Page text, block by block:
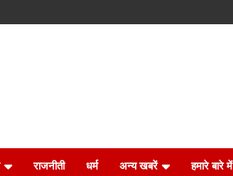
राजनीती धर्म अन्य खबरें हमारे बारे में